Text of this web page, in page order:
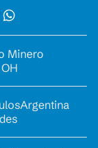
Minero
Argentina